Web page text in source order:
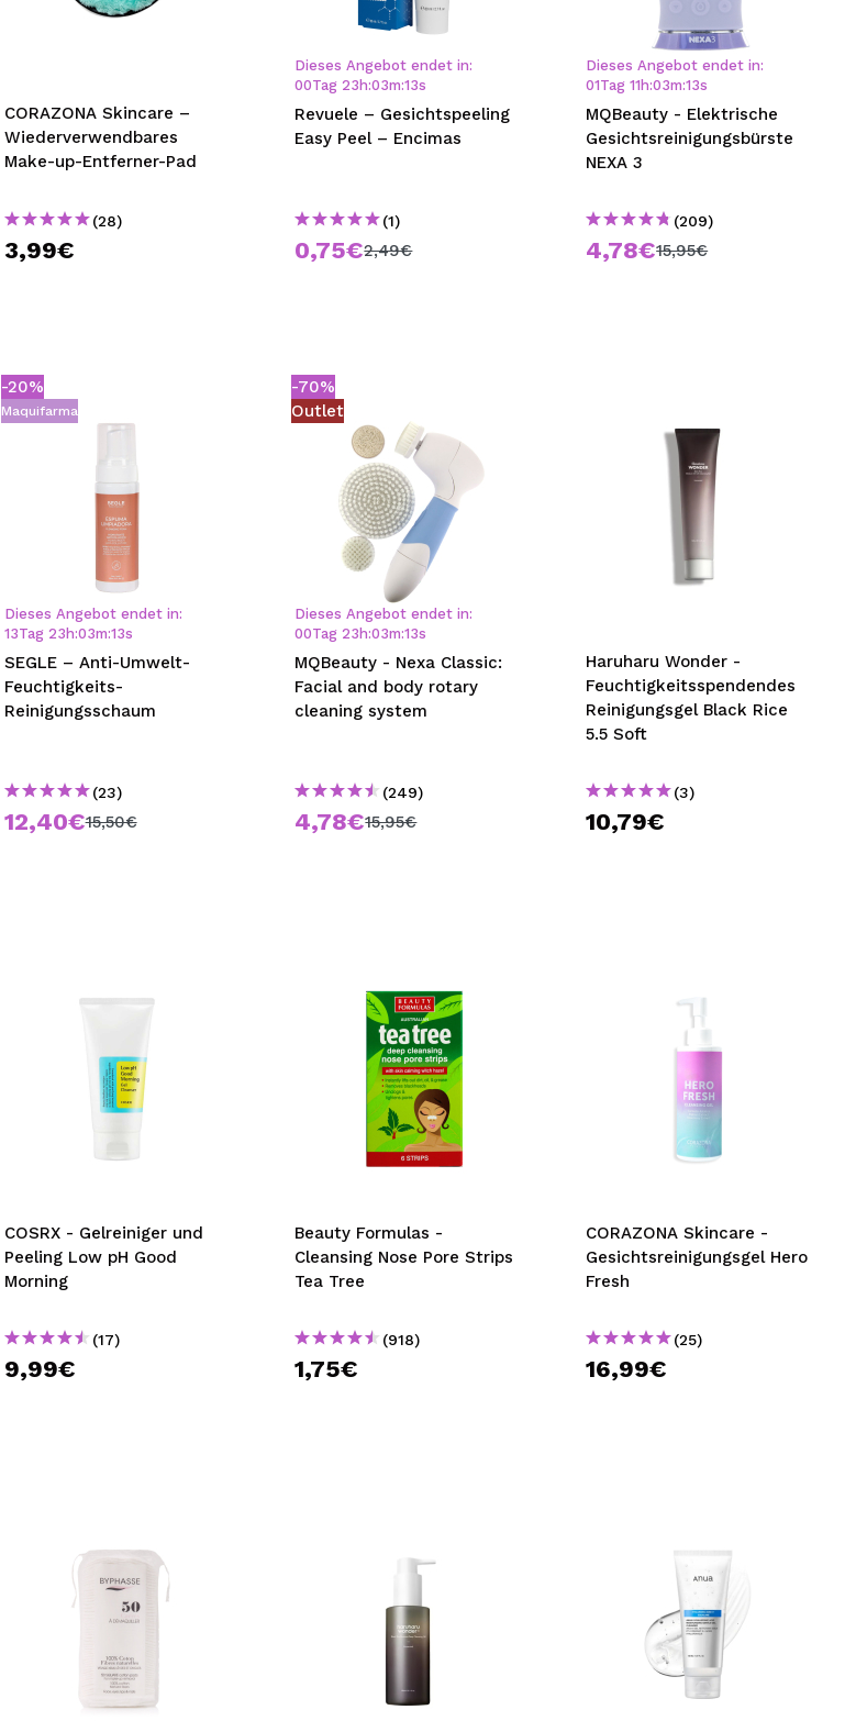
bisherigen Vorgänge einsehen.
BENUTZERKONTO ERSTELLEN
CORAZONA Skincare –
Wiederverwendbares
Make-up-Entferner-Pad
(28)
3,99€
Dieses Angebot endet in:
00Tag 23 h:03m:12s
Revuele – Gesichtspeeling
Easy Peel – Encimas
(1)
0,75€2,49€
Dieses Angebot endet in:
01Tag 11 h:03m:12s
MQBeauty - Elektrische
Gesichtsreinigungsbürste
NEXA 3
(209)
4,78€15,95€
-20%
Maquifarma
Dieses Angebot endet in:
13Tag 23 h:03m:12s
SEGLE – Anti-Umwelt-
Feuchtigkeits-
Reinigungsschaum
(23)
12,40€15,50€
-70%
Outlet
Dieses Angebot endet in:
00Tag 23 h:03m:12s
MQBeauty - Nexa Classic:
Facial and body rotary
cleaning system
(249)
4,78€15,95€
Haruharu Wonder -
Feuchtigkeitsspendendes
Reinigungsgel Black Rice
5.5 Soft
(3)
10,79€
COSRX - Gelreiniger und
Peeling Low pH Good
Morning
(17)
9,99€
Beauty Formulas -
Cleansing Nose Pore Strips
Tea Tree
(918)
1,75€
CORAZONA Skincare -
Gesichtsreinigungsgel Hero
Fresh
(25)
16,99€